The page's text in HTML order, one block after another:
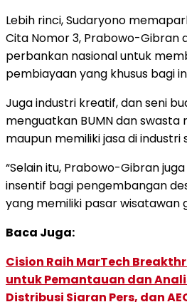
Lebih rinci, Sudaryono
Cita Nomor 3, Prabowo-Gibran
perbankan nasional untuk
pembiayaan yang khusus bagi
Juga industri kreatif, dan seni
menguatkan BUMN dan swasta
maupun memiliki jasa di industri
“Selain itu, Prabowo-Gibran
insentif bagi pengembangan
yang memiliki pasar wisatawan
Baca Juga:
Cision Raih MarTech
untuk Pemantauan dan
Distribusi Siaran Pers, dan